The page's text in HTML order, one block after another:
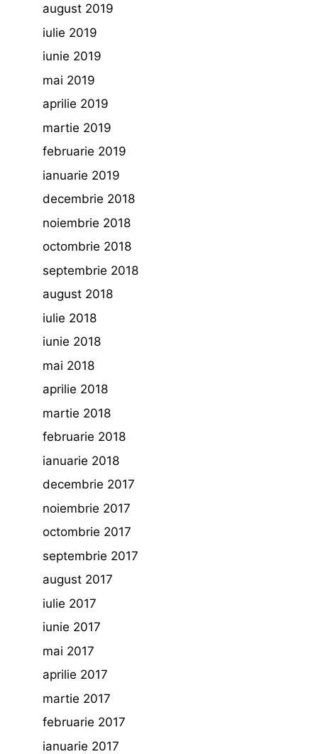
august 2019
iulie 2019
iunie 2019
mai 2019
aprilie 2019
martie 2019
februarie 2019
ianuarie 2019
decembrie 2018
noiembrie 2018
octombrie 2018
septembrie 2018
august 2018
iulie 2018
iunie 2018
mai 2018
aprilie 2018
martie 2018
februarie 2018
ianuarie 2018
decembrie 2017
noiembrie 2017
octombrie 2017
septembrie 2017
august 2017
iulie 2017
iunie 2017
mai 2017
aprilie 2017
martie 2017
februarie 2017
ianuarie 2017